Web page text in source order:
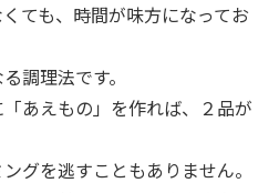
ても、時間が味方になってお
調理法です。
あえもの」を作れば、２品が
グを逃すこともありません。